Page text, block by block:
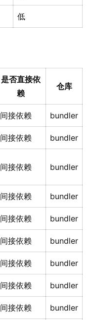
低
是否直接依
赖
仓库
间接依赖 bundler
间接依赖 bundler
间接依赖 bundler
间接依赖 bundler
间接依赖 bundler
间接依赖 bundler
间接依赖 bundler
间接依赖 bundler
间接依赖 bundler